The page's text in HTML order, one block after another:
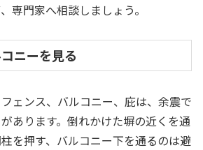
専門家へ相談しましょう。
ニーを見る
ェンス、バルコニー、庇は、余震で
あります。倒れかけた塀の近くを通
を押す、バルコニー下を通るのは避